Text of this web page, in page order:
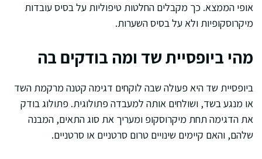
אופי הממצא. כך מקבלים החלטות טיפוליות על בסיס עובדות
מיקרוסקופיות ולא על בסיס השערות.
מהי ביופסיית שד ומה בודקים בה
ביופסיית שד היא פעולה שבה לוקחים דגימה קטנה מרקמת השד
או מנגע בשד, ושולחים אותה למעבדה פתולוגית. פתולוג בודק
את הדגימה תחת מיקרוסקופ ומעריך את סוג התאים, המבנה
שלהם, והאם קיימים שינויים טרום סרטניים או סרטניים.